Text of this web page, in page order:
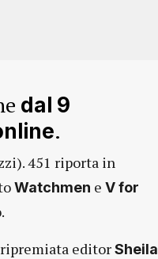
dal 9
.
451 riporta in
Watchmen e V for
editorSheila